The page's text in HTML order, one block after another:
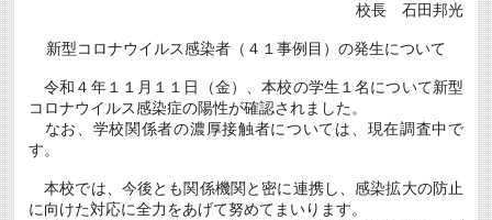
目）
発
生
に
つ
は
校長 石田邦光
新型コロナウイルス感染者（４１事例目）の発生について
令和４年１１月１１日（金）、本校の学生１名について新型
コロナウイルス感染症の陽性が確認されました。
なお、学校関係者の濃厚接触者については、現在調査中で
す。
本校では、今後とも関係機関と密に連携し、感染拡大の防止
に向けた対応に全力をあげて努めてまいります。